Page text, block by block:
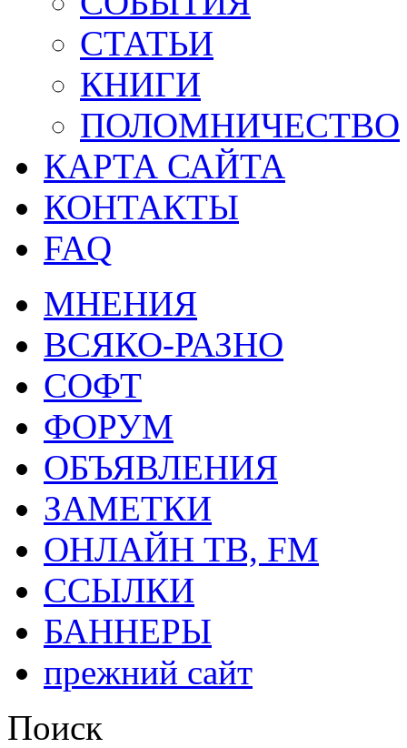
СТАТЬИ
КНИГИ
ПОЛОМНИЧЕСТВО
КАРТА САЙТА
КОНТАКТЫ
FAQ
МНЕНИЯ
ВСЯКО-РАЗНО
СОФТ
ФОРУМ
ОБЪЯВЛЕНИЯ
ЗАМЕТКИ
ОНЛАЙН ТВ, FM
ССЫЛКИ
БАННЕРЫ
прежний сайт
Поиск